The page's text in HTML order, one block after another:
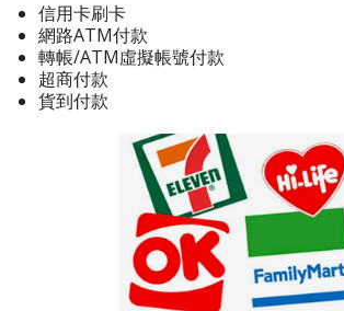
信用卡刷卡
網路ATM付款
轉帳/ATM虛擬帳號付款
超商付款
貨到付款